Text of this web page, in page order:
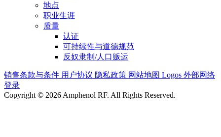
地点
职业生涯
质量
认证
可持续性与道德规范
反奴隶制/人口贩运
销售条款与条件 用户协议 隐私政策 网站地图 Logos 外部网络
登录
Copyright © 2026 Amphenol RF. All Rights Reserved.